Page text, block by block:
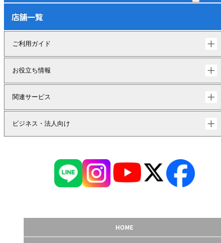
店舗一覧
ご利用ガイド
お役立ち情報
関連サービス
ビジネス・法人向け
HOME